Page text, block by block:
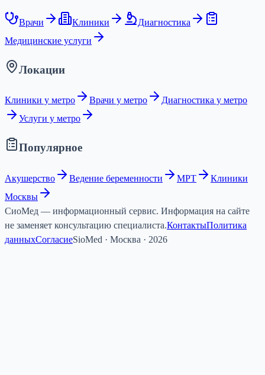
Врачи Клиники
Диагностика
Медицинские услуги
Локации
Клиники у метро Врачи у метро
Диагностика у метро
Услуги у метро
Популярное
Акушерство Ведение беременности МРТ
Клиники
Москвы
СиоМед — информационный сервис. Информация на сайте
не заменяет консультацию специалиста.КонтактыПолитика
данныхСогласиеSioMed · Москва · 2026